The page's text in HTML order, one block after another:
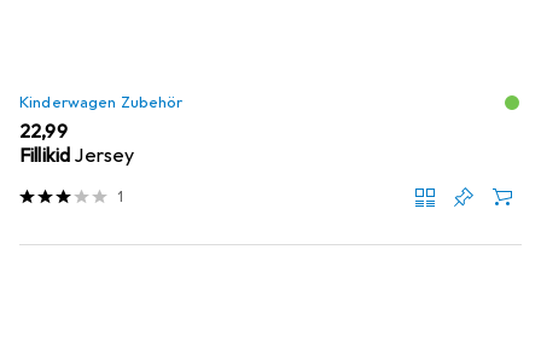
Kinderwagen Zubehör
EUR
22,99
Fillikid Jersey
1